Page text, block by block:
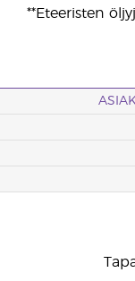
**Eteeristen